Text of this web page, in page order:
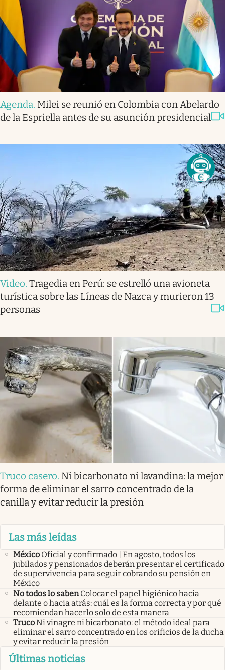
Agenda. Milei se reunió en Colombia con Abelardo
de la Espriella antes de su asunción presidencial
Video. Tragedia en Perú: se estrelló una avioneta
turística sobre las Líneas de Nazca y murieron 13
personas
Truco casero. Ni bicarbonato ni lavandina: la mejor
forma de eliminar el sarro concentrado de la
canilla y evitar reducir la presión
Las más leídas
México Oficial y confirmado | En agosto, todos los
jubilados y pensionados deberán presentar el certificado
de supervivencia para seguir cobrando su pensión en
México
No todos lo saben Colocar el papel higiénico hacia
delante o hacia atrás: cuál es la forma correcta y por qué
recomiendan hacerlo solo de esta manera
TrucoNi vinagre ni bicarbonato: el método ideal para
eliminar el sarro concentrado en los orificios de la ducha
y evitar reducir la presión
Últimas noticias